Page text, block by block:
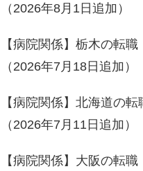
（2026年8月1日追加）
【病院関係】栃木の転職
（2026年7月18日追加）
【病院関係】北海道の
（2026年7月11日追加）
【病院関係】大阪の転職